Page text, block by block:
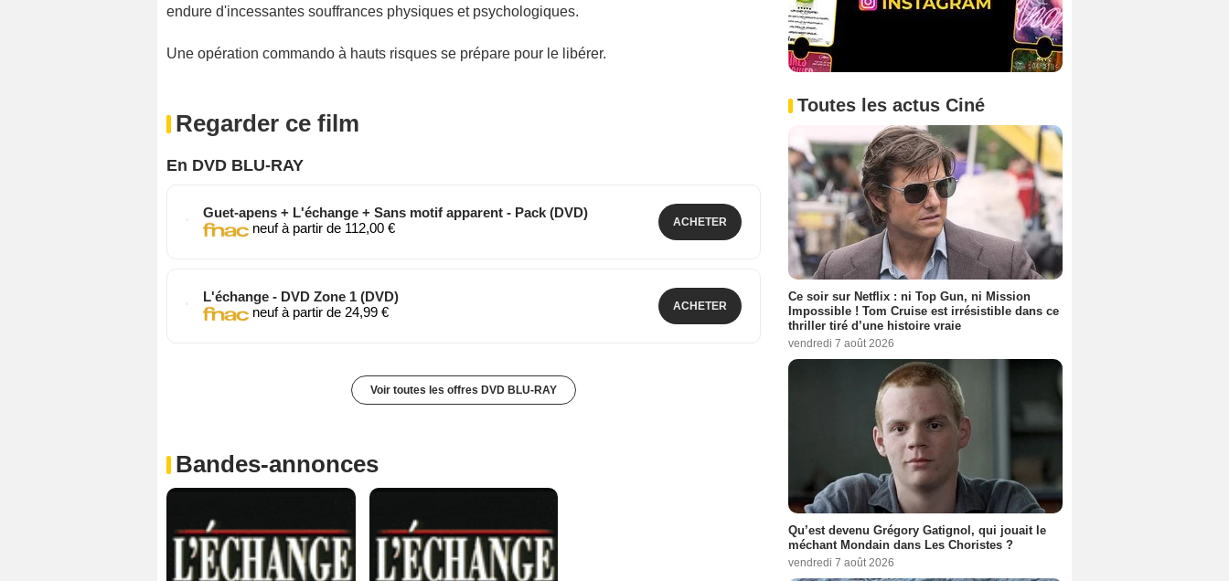
endure d'incessantes souffrances physiques et psychologiques.
Une opération commando à hauts risques se prépare pour le libérer.
Regarder ce film
En DVD BLU-RAY
Guet-apens + L'échange + Sans motif apparent - Pack (DVD)
neuf à partir de 112,00 €
ACHETER
L'échange - DVD Zone 1 (DVD)
neuf à partir de 24,99 €
ACHETER
Voir toutes les offres DVD BLU-RAY
Bandes-annonces
Toutes les actus Ciné
Ce soir sur Netflix : ni Top Gun, ni Mission
Impossible ! Tom Cruise est irrésistible dans ce
thriller tiré d’une histoire vraie
vendredi 7 août 2026
Qu’est devenu Grégory Gatignol, qui jouait le
méchant Mondain dans Les Choristes ?
vendredi 7 août 2026